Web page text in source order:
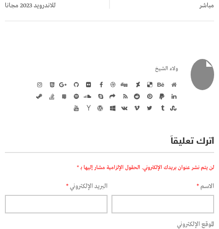
مباشر
للاندرويد 2023 مجانا
ولاء الشيخ
اترك تعليقاً
لن يتم نشر عنوان بريدك الإلكتروني. الحقول الإلزامية مشار إليها بـ *
الاسم* البريد الإلكتروني*
الموقع الإلكتروني